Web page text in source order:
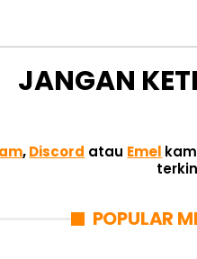
JANGAN
,Discord atau Emel
POPULAR